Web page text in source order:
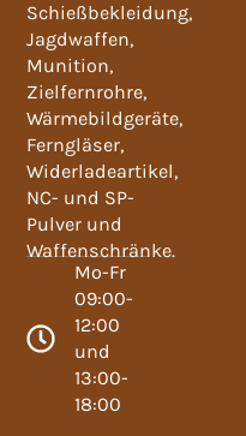
Schießbekleidung,
Jagdwaffen,
Munition,
Zielfernrohre,
Wärmebildgeräte,
Ferngläser,
Widerladeartikel,
NC- und SP-
Pulver und
Waffenschränke.
Mo-Fr
09:00-
12:00
und
13:00-
18:00